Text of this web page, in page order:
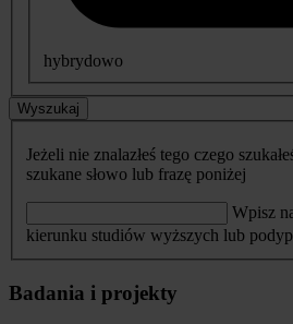
hybrydowo
Wyszukaj
Jeżeli nie znalazłeś tego czego
szukane słowo lub frazę poniżej
Wpisz
kierunku studiów wyższych lub
Badania i projekty